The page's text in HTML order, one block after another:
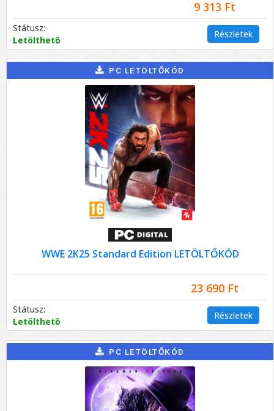
9 313 Ft
Státusz:
Letölthető
Részletek
PC LETÖLTŐKÓD
WWE 2K25 Standard Edition LETÖLTŐKÓD
23 690 Ft
Státusz:
Letölthető
Részletek
PC LETÖLTŐKÓD